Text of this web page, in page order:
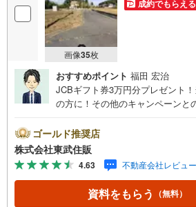
画像35枚
成約でもらえる
おすすめポイント 福田 宏治
JCBギフト券3万円分プレゼント
の方に！その他のキャンペーンと
がスムーズです。住み替えをご希
売却プランがございます。お気軽
い。●建築条件無し●自然豊かな住
当たり良好◇当社の強みは（1）リ
事業を行っている為、お客様に
ます。）（2）注文住宅のご紹介
ゴールド推奨店
株式会社東武住販
4.63 不動産会社レビュ
資料をもらう （無料）